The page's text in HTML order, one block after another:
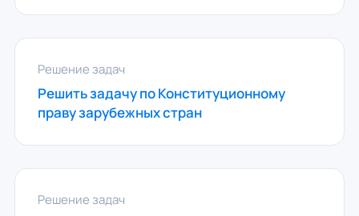
Решение задач
Решить задачу по Конституционному
праву зарубежных стран
Решение задач